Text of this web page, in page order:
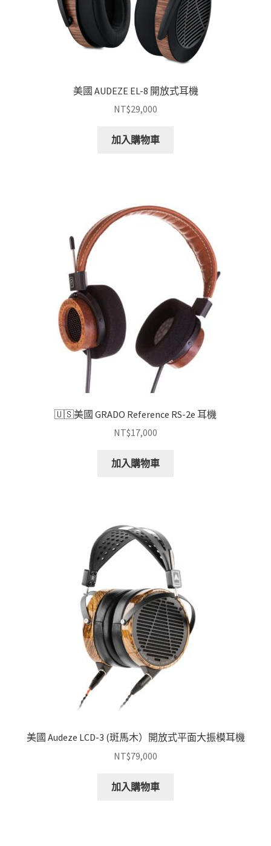
美國 AUDEZE EL-8 開放式耳機
NT$29,000
加入購物車
🇺🇸美國 GRADO Reference RS-2e 耳機
NT$17,000
加入購物車
美國 Audeze LCD-3 (斑馬木）開放式平面大振模耳機
NT$79,000
加入購物車